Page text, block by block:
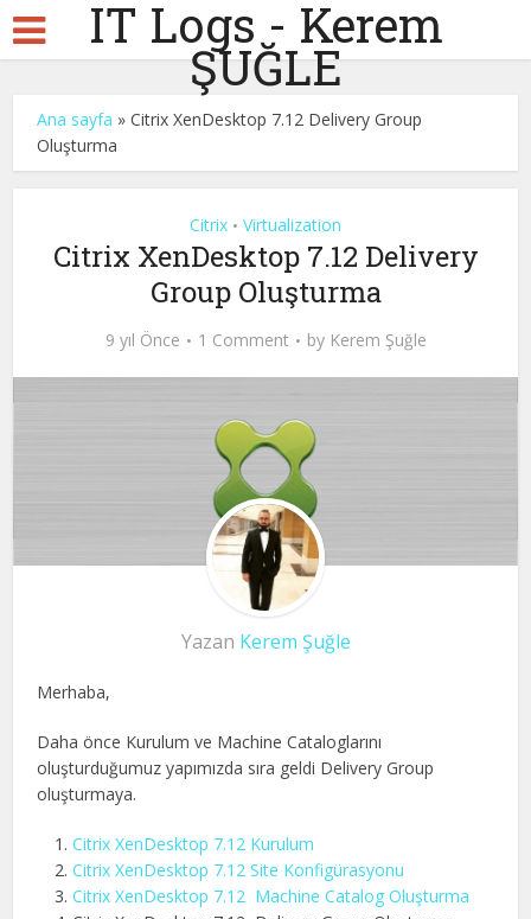
IT Logs - Kerem
ŞUĞLE
Ana sayfa »Citrix XenDesktop 7.12 Delivery Group
Oluşturma
Citrix • Virtualization
Citrix XenDesktop 7.12 Delivery
Group Oluşturma
9 yıl Önce 1 Comment by Kerem Şuğle
Yazan Kerem Şuğle
Merhaba,
Daha önce Kurulum ve Machine Cataloglarını
oluşturduğumuz yapımızda sıra geldi Delivery Group
oluşturmaya.
Citrix XenDesktop 7.12 Kurulum
Citrix XenDesktop 7.12 Site Konfigürasyonu
Citrix XenDesktop 7.12 Machine Catalog Oluşturma